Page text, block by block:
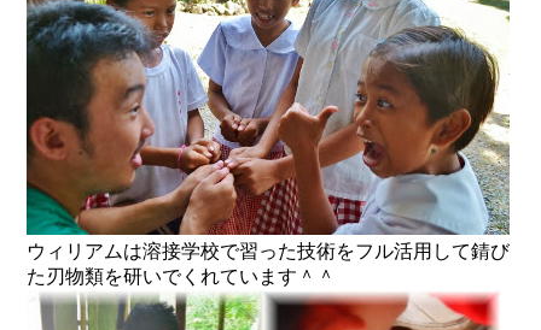
ウィリアムは溶接学校で習った技術をフル活用して錆び
た刃物類を研いでくれています＾＾